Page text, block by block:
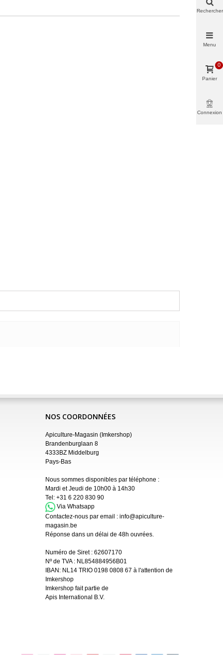
NOS COORDONNÉES
Apiculture-Magasin (Imkershop)
Brandenburglaan 8
4333BZ Middelburg
Pays-Bas
Nous sommes disponibles par téléphone :
Mardi et Jeudi de 10h00 à 14h30
Tel: +31 6 220 830 90
Via Whatsapp
Contactez-nous par email : info@apiculture-
magasin.be
Réponse dans un délai de 48h ouvrées.
Numéro de Siret : 62607170
Nº de TVA : NL854884956B01
IBAN: NL14 TRIO 0198 0808 67 à l'attention de
Imkershop
Imkershop fait partie de
Apis International B.V.
Rechercher
Menu
Panier
0
Connexion